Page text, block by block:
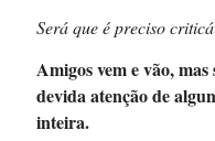
Será que é preciso
Amigos vem e vão,
devida atenção de
inteira.